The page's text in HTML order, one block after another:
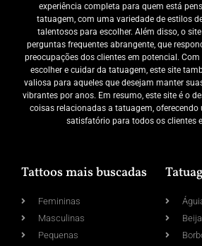
experiência completa para quem está
tatuagem, com uma variedade de estilos
talentosos para escolher. Além disso, o
perguntas frequentes abrangente, que
preocupações dos clientes em potencial.
escolher e cuidar da tatuagem, este site
valiosa para aqueles que desejam manter
vibrantes por anos. Em resumo, este site é o
coisas relacionadas a tatuagem, oferecendo
satisfatório para todos os clientes
Tattoos mais buscadas
Femininas
Masculinas
Pequenas